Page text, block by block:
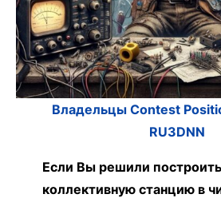
Владельцы Contest
RU3DNN
Если Вы решили построить
коллективную станцию в